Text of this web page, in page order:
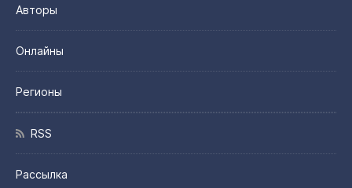
Авторы
Онлайны
Регионы
RSS
Рассылка